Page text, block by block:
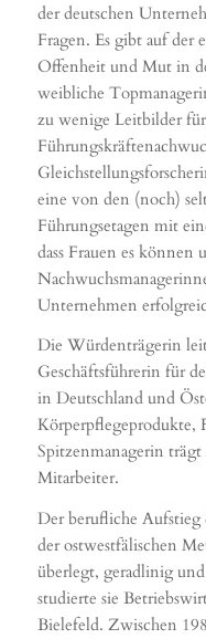
der deutschen
Fragen. Es gibt auf der
Offenheit und Mut in
weibliche
zu wenige Leitbilder
eine von den (noch)
Führungsetagen mit
dass Frauen es können
Unternehmen
Die Würdenträgerin
Geschäftsführerin für
in Deutschland und
Körperpflegeprodukte,
Spitzenmanagerin
Mitarbeiter.
Der berufliche Aufstieg
der ostwestfälischen
überlegt, geradlinig
studierte sie
Bielefeld. Zwischen